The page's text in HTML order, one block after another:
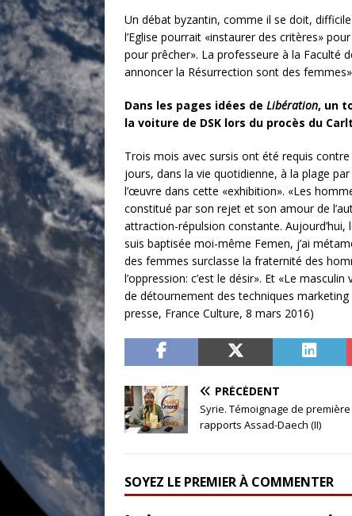
Un débat byzantin, comme il se doit,
l’Eglise pourrait «instaurer des critères»
pour prêcher». La professeure à la Faculté
annoncer la Résurrection sont des
Dans les pages idées de Libération, un
la voiture de DSK lors du procès du
Trois mois avec sursis ont été requis
jours, dans la vie quotidienne, à la plage
l’œuvre dans cette «exhibition». «Les
constitué par son rejet et son amour de
attraction-répulsion constante.
suis baptisée moi-même Femen, j’ai
des femmes surclasse la fraternité des
l’oppression: c’est le désir». Et «Le
de détournement des techniques
presse, France Culture, 8 mars 2016)
PRÉCÉDENT
Syrie. Témoignage de
rapports Assad-Daech (II)
SOYEZ LE PREMIER À COMMENTER